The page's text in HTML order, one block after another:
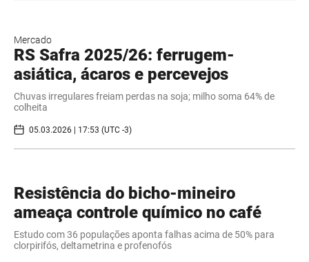
Mercado
RS Safra 2025/26: ferrugem-
asiática, ácaros e percevejos
Chuvas irregulares freiam perdas na soja; milho soma 64% de
colheita
05.03.2026 | 17:53 (UTC -3)
Resistência do bicho-mineiro
ameaça controle químico no café
Estudo com 36 populações aponta falhas acima de 50% para
clorpirifós, deltametrina e profenofós